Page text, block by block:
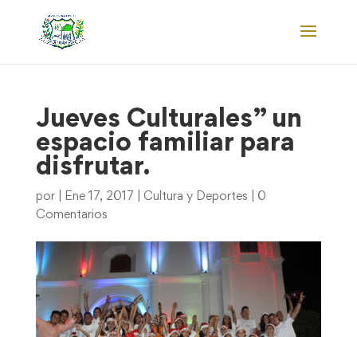
Jueves Culturales” un
espacio familiar para
disfrutar.
por Ene 17, 2017 Cultura y Deportes
0
Comentarios